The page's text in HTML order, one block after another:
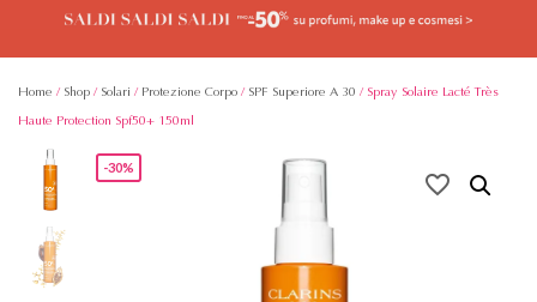
Home / Shop / Solari / Protezione Corpo / SPF Superiore A 30 / Spray Solaire Lacté Très
Haute Protection Spf50+ 150ml
-30%